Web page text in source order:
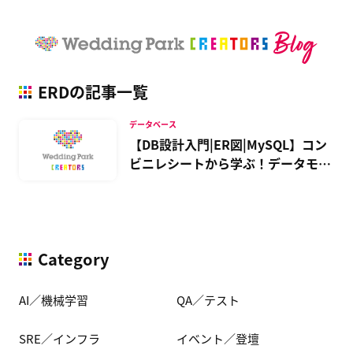
ERDの記事一覧
【DB設計入門|ER図|MySQL】コン
ビニレシートから学ぶ！データモデ
データベース
Category
AI／機械学習 QA／テスト
SRE／インフラ イベント／登壇